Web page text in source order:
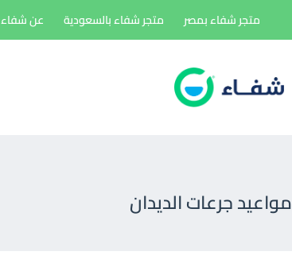
إلى
متجر شفاء بمصر متجر شفاء بالسعودية عن شفاء
مواعيد جرعات الديدان